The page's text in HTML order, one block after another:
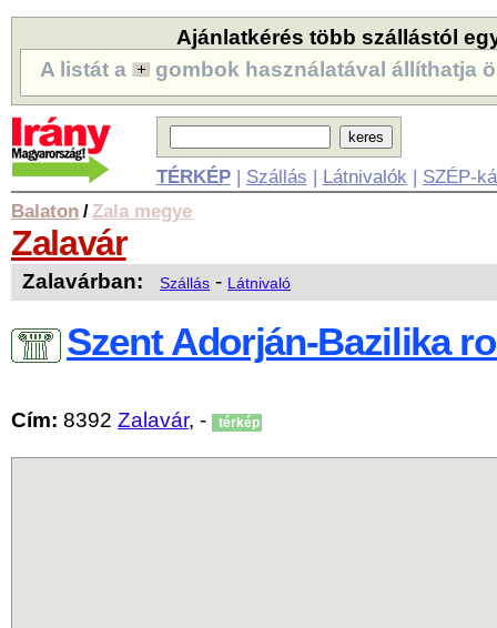
Ajánlatkérés több szállástól
A listát a
gombok használatával állíthatja
TÉRKÉP| Szállás | Látnivalók | SZÉP-
Balaton /Zala megye
Zalavár
Zalavárban: Szállás - Látnivaló
Szent Adorján-Bazilika
Cím: 8392 Zalavár, - térkép